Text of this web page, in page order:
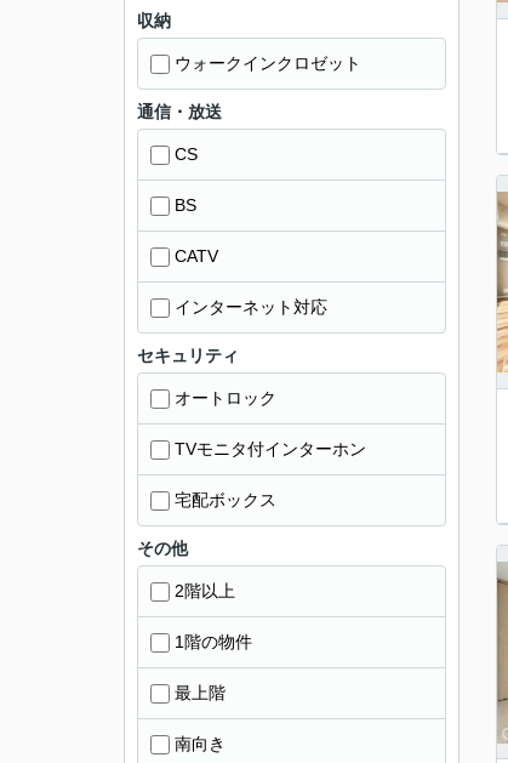
収納
ウォークインクロゼット
通信・放送
CS
BS
CATV
インターネット対応
セキュリティ
オートロック
TVモニタ付インターホン
宅配ボックス
その他
2階以上
1階の物件
最上階
南向き